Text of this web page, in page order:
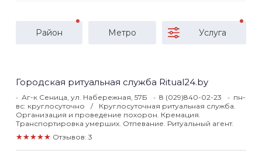
Район Метро Услуга
Городская ритуальная служба Ritual24.by
Аг-к Сеница, ул. Набережная, 57Б 8 (029)840-02-23
пн-
вс: круглосуточно
Круглосуточная ритуальная служба.
Организация и проведение похорон. Кремация.
Транспортировка умерших. Отпевание. Ритуальный агент.
★★★★★ Отзывов: 3